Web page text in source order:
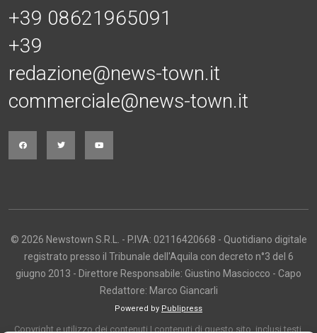
+39 08621965091
+39
redazione@news-town.it
commerciale@news-town.it
© 2026 Newstown S.R.L. - P.IVA: 02116420668 - Quotidiano digitale
registrato presso il Tribunale dell'Aquila con decreto n°3 del 6
giugno 2013 - Direttore Responsabile: Giustino Masciocco - Capo
Redattore: Marco Giancarli
Powered by Publipress
Copyright e utilizzo dei contenuti I contenuti di questo sito, inclusi testi,